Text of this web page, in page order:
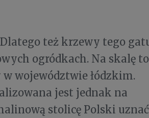
też krzewy tego
ogródkach. Na skalę
województwie łódzkim.
jest jednak na
stolicę Polski